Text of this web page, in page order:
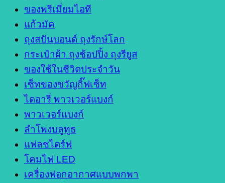
ของพรีเมี่ยมไอที
แก้วมัค
ถุงสปันบอนด์ ถุงรักษ์โลก
กระเป๋าผ้า ถุงช้อปปิ้ง ถุงรียูส
ของใช้ในชีวิตประจำวัน
เซ็ทของขวัญกิ๊ฟเซ็ท
ไดอารี่ พาวเวอร์แบงก์
พาวเวอร์แบงก์
ลำโพงบลูทูธ
แฟลชไดร์ฟ
โคมไฟ LED
เครื่องฟอกอากาศแบบพกพา